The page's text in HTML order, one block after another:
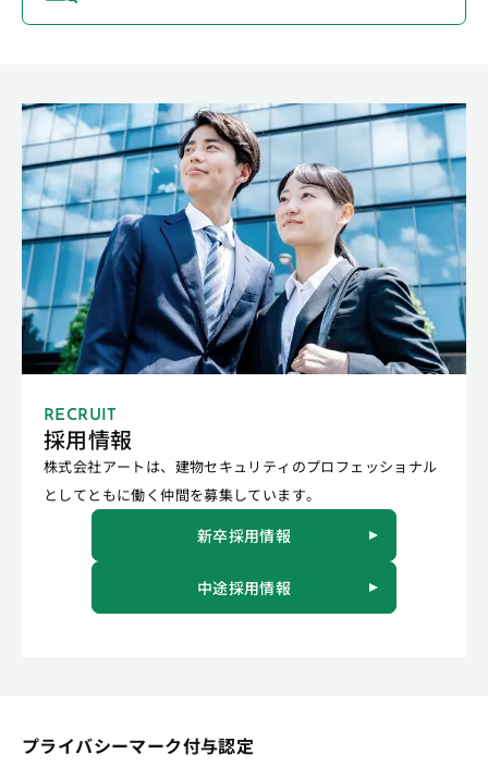
RECRUIT
採用情報
株式会社アートは、建物セキュリティのプロフェッショナル
としてともに働く仲間を募集しています。
新卒採用情報
中途採用情報
プライバシーマーク付与認定